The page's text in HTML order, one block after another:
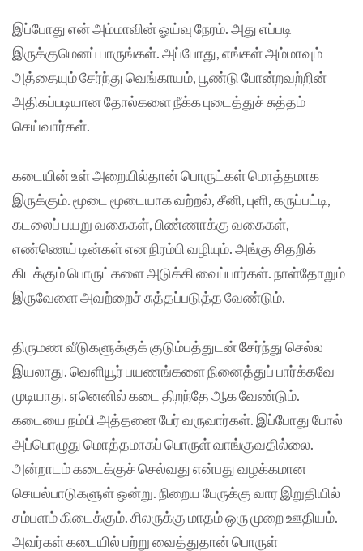
இப்போது என் அம்மாவின் ஓய்வு நேரம். அது எப்படி
இருக்குமெனப் பாருங்கள். அப்போது, எங்கள் அம்மாவும்
அத்தையும் சேர்ந்து வெங்காயம், பூண்டு போன்றவற்றின்
அதிகப்படியான தோல்களை நீக்க புடைத்துச் சுத்தம்
செய்வார்கள்.
கடையின் உள் அறையில்தான் பொருட்கள் மொத்தமாக
இருக்கும். மூடை மூடையாக வற்றல், சீனி, புளி, கருப்பட்டி,
கடலைப் பயறு வகைகள், பிண்ணாக்கு வகைகள்,
எண்ணெய் டின்கள் என நிரம்பி வழியும். அங்கு சிதறிக்
கிடக்கும் பொருட்களை அடுக்கி வைப்பார்கள். நாள்தோறும்
இருவேளை அவற்றைச் சுத்தப்படுத்த வேண்டும்.
திருமண வீடுகளுக்குக் குடும்பத்துடன் சேர்ந்து செல்ல
இயலாது. வெளியூர் பயணங்களை நினைத்துப் பார்க்கவே
முடியாது. ஏனெனில் கடை திறந்தே ஆக வேண்டும்.
கடையை நம்பி அத்தனை பேர் வருவார்கள். இப்போது போல்
அப்பொழுது மொத்தமாகப் பொருள் வாங்குவதில்லை.
அன்றாடம் கடைக்குச் செல்வது என்பது வழக்கமான
செயல்பாடுகளுள் ஒன்று. நிறைய பேருக்கு வார இறுதியில்
சம்பளம் கிடைக்கும். சிலருக்கு மாதம் ஒரு முறை ஊதியம்.
அவர்கள் கடையில் பற்று வைத்துதான் பொருள்